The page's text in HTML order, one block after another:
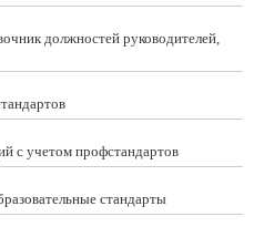
должностей руководителей,
с учетом профстандартов
стандарты